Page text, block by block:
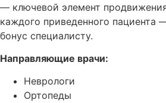
— ключевой элемент
каждого приведенного пациента
бонус специалисту.
Направляющие врачи:
Неврологи
Ортопеды